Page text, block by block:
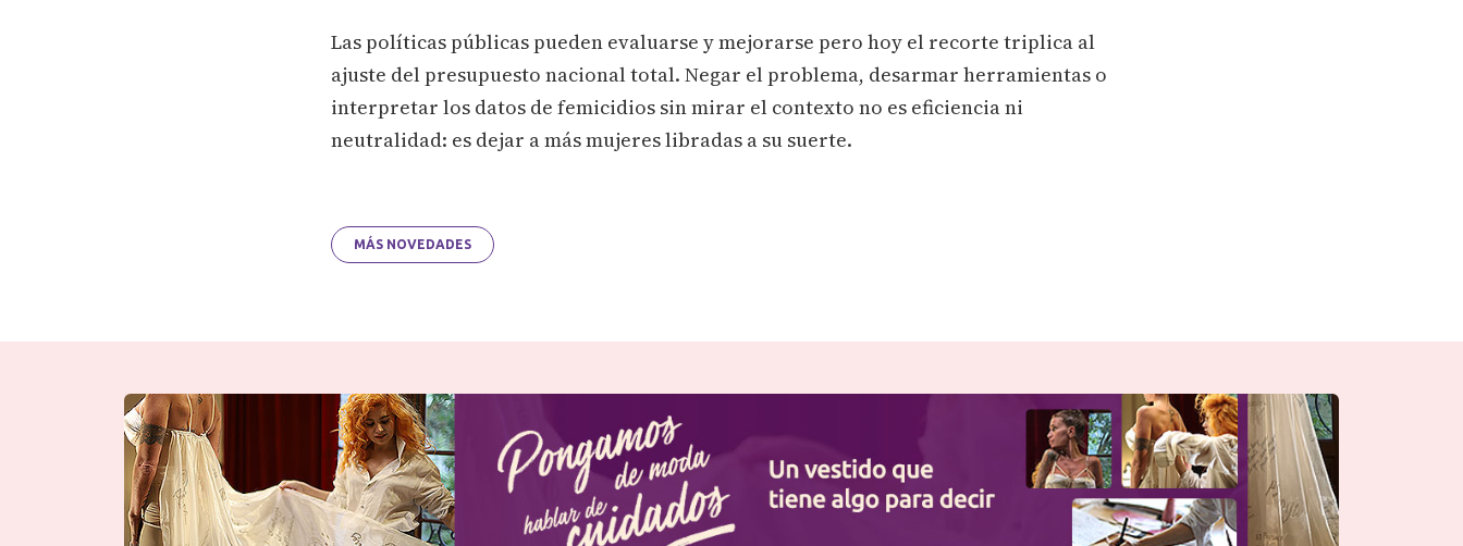
Las políticas públicas pueden evaluarse y mejorarse pero hoy el recorte triplica al
ajuste del presupuesto nacional total. Negar el problema, desarmar herramientas o
interpretar los datos de femicidios sin mirar el contexto no es eficiencia ni
neutralidad: es dejar a más mujeres libradas a su suerte.
MÁS NOVEDADES